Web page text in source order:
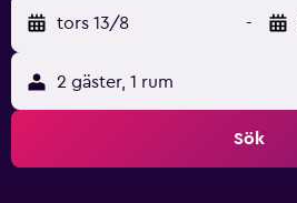
tors 13/8 -
2 gäster, 1 rum
Sök